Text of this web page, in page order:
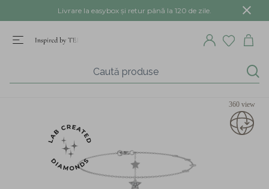
Livrare la easybox și retur până la 120 de zile.
360 view